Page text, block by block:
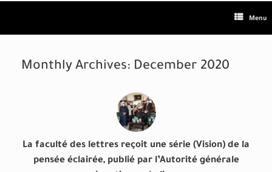
Menu
Monthly Archives: December 2020
La faculté des lettres reçoit une série (Vision) de la
pensée éclairée, publié par l’Autorité générale